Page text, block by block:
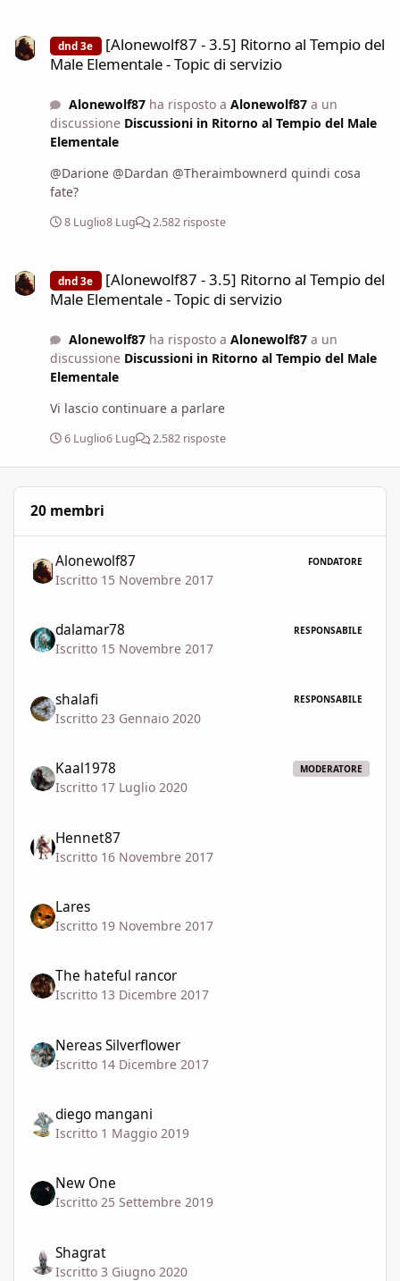
dnd 3e
[Alonewolf87 - 3.5] Ritorno al Tempio del
Male Elementale - Topic di servizio
Alonewolf87ha risposto a Alonewolf87a un
discussione Discussioni in Ritorno al Tempio del Male
Elementale
@Darione @Dardan @Theraimbownerd quindi cosa
fate?
8 Luglio8 Lug 2.582 risposte
dnd 3e
[Alonewolf87 - 3.5] Ritorno al Tempio del
Male Elementale - Topic di servizio
Alonewolf87ha risposto a Alonewolf87a un
discussione Discussioni in Ritorno al Tempio del Male
Elementale
Vi lascio continuare a parlare
6 Luglio6 Lug 2.582 risposte
20 membri
Alonewolf87 FONDATORE
Iscritto 15 Novembre 2017
dalamar78 RESPONSABILE
Iscritto 15 Novembre 2017
shalafi RESPONSABILE
Iscritto 23 Gennaio 2020
Kaal1978 MODERATORE
Iscritto 17 Luglio 2020
Hennet87
Iscritto 16 Novembre 2017
Lares
Iscritto 19 Novembre 2017
The hateful rancor
Iscritto 13 Dicembre 2017
Nereas Silverflower
Iscritto 14 Dicembre 2017
diego mangani
Iscritto 1 Maggio 2019
New One
Iscritto 25 Settembre 2019
Shagrat
Iscritto 3 Giugno 2020